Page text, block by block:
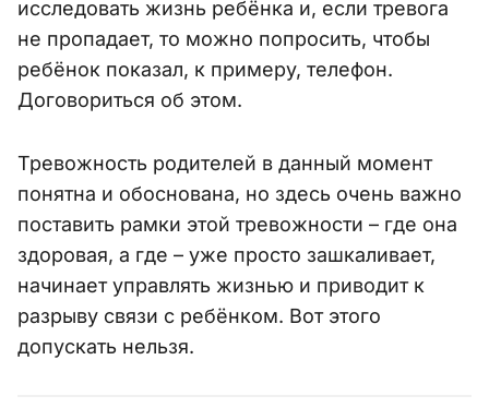
исследовать жизнь ребёнка и, если тревога
не пропадает, то можно попросить, чтобы
ребёнок показал, к примеру, телефон.
Договориться об этом.
Тревожность родителей в данный момент
понятна и обоснована, но здесь очень важно
поставить рамки этой тревожности – где она
здоровая, а где – уже просто зашкаливает,
начинает управлять жизнью и приводит к
разрыву связи с ребёнком. Вот этого
допускать нельзя.